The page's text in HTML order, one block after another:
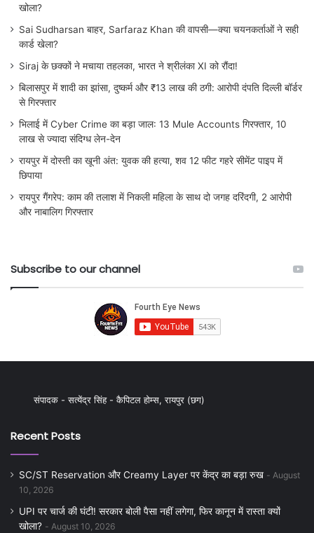
खोला?
Sai Sudharsan बाहर, Sarfaraz Khan की वापसी—क्या चयनकर्ताओं ने सही
कार्ड खेला?
Siraj के छक्कों ने मचाया तहलका, भारत ने श्रीलंका XI को रौंदा!
बिलासपुर में शादी का झांसा, दुष्कर्म और ₹13 लाख की ठगी: आरोपी दंपति दिल्ली बॉर्डर
से गिरफ्तार
भिलाई में Cyber Crime का बड़ा जाल: 13 Mule Accounts गिरफ्तार, 10
लाख से ज्यादा संदिग्ध लेन-देन
रायपुर में दोस्ती का खूनी अंत: युवक की हत्या, शव 12 फीट गहरे सीमेंट पाइप में
छिपाया
रायपुर गैंगरेप: काम की तलाश में निकली महिला के साथ दो जगह दरिंदगी, 2 आरोपी
और नाबालिग गिरफ्तार
Subscribe to our channel
संपादक - सत्येंद्र सिंह - कैपिटल होम्स, रायपुर (छग)
Recent Posts
SC/ST Reservation और Creamy Layer पर केंद्र का बड़ा रुख
August
10, 2026
UPI पर चार्ज की घंटी! सरकार बोली पैसा नहीं लगेगा, फिर कानून में रास्ता क्यों
खोला?
August 10, 2026